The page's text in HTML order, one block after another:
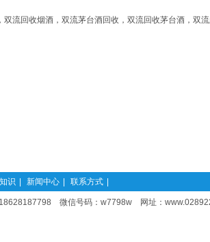
流回收烟酒，双流茅台酒回收，双流回收茅台酒，双
识 新闻中心 联系方式
微信号码：w7798w 网址：